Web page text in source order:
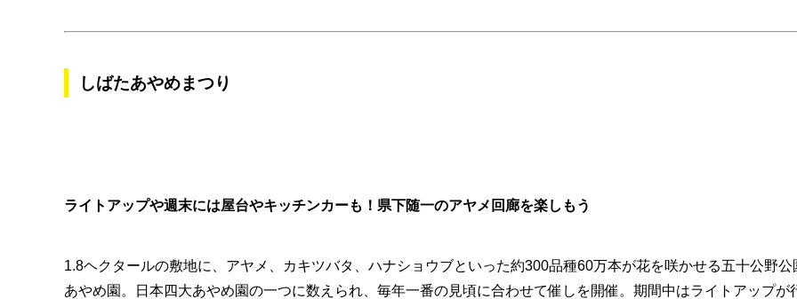
しばたあやめまつり
ライトアップや週末には屋台やキッチンカーも！県下随一のアヤメ回廊を楽しもう
1.8ヘクタールの敷地に、アヤメ、カキツバタ、ハナショウブといった約300品種60万本が花を咲かせる五十公野公
あやめ園。日本四大あやめ園の一つに数えられ、毎年一番の見頃に合わせて催しを開催。期間中はライトアップが